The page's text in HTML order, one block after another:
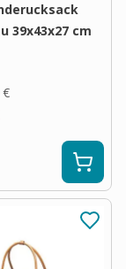
39x43x27 cm
€